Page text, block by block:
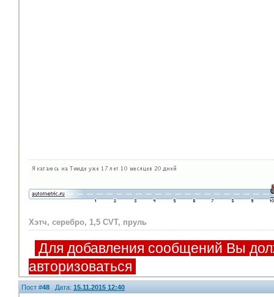
Хэтч, серебро, 1,5 CVT, пруль
Для добавления сообщений Вы
авторизоваться
Пост #48 Дата: 15.11.2015 12:40